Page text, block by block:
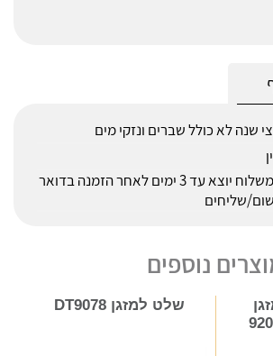
שנה לא כולל שברים ונזקי מים
המשלוח יוצא עד 3 ימים לאחר הזמנה בדואר
שליחים
נוספים
שלט למזגן DT9078